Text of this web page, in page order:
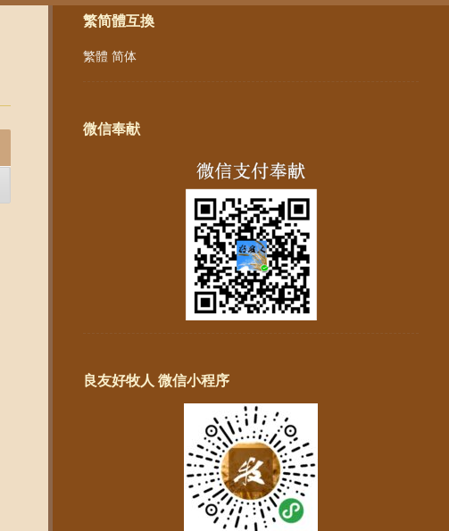
繁简體互換
繁體 简体
微信奉献
良友好牧人 微信小程序